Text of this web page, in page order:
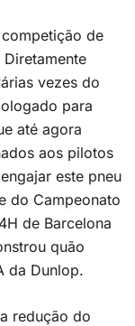
de
vezes do
para
até agora
aos pilotos
este pneu
do Campeonato
de Barcelona
quão
da Dunlop.
redução do